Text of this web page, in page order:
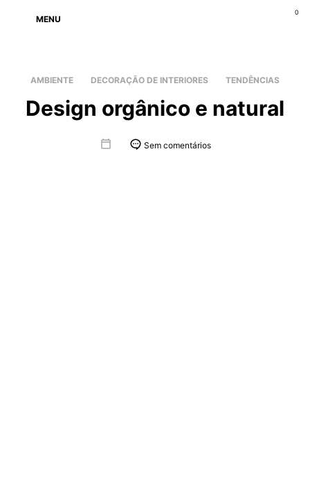
MENU
0
AMBIENTE DECORAÇÃO DE INTERIORES TENDÊNCIAS
Design orgânico e natural
Sem comentários